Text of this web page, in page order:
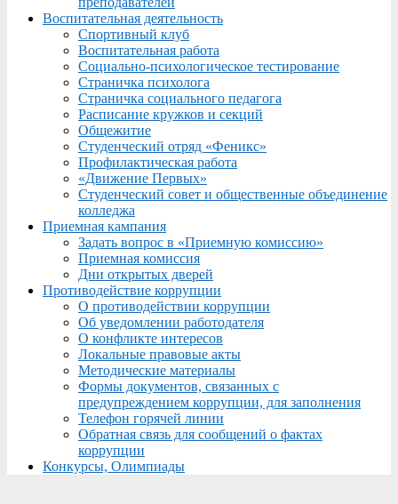
Воспитательная деятельность
Спортивный клуб
Воспитательная работа
Социально-психологическое тестирование
Страничка психолога
Страничка социального педагога
Расписание кружков и секций
Общежитие
Студенческий отряд «Феникс»
Профилактическая работа
«Движение Первых»
Студенческий совет и общественные объединение
колледжа
Приемная кампания
Задать вопрос в «Приемную комиссию»
Приемная комиссия
Дни открытых дверей
Противодействие коррупции
О противодействии коррупции
Об уведомлении работодателя
О конфликте интересов
Локальные правовые акты
Методические материалы
Формы документов, связанных с
предупреждением коррупции, для заполнения
Телефон горячей линии
Обратная связь для сообщений о фактах
коррупции
Конкурсы, Олимпиады